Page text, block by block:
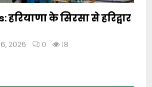
के सिरसा से हरिद्वार
2026 0 18